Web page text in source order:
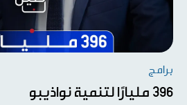
برامج
396 مليارًا لتنمية نواذيبو